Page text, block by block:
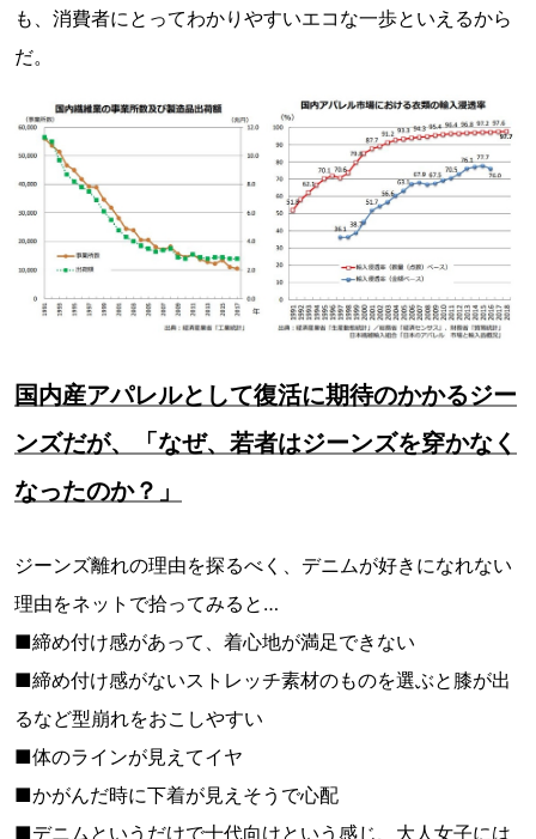
も、消費者にとってわかりやすいエコな一歩といえるから
だ。
国内産アパレルとして復活に期待のかかるジー
ンズだが、「なぜ、若者はジーンズを穿かなく
なったのか？」
ジーンズ離れの理由を探るべく、デニムが好きになれない
理由をネットで拾ってみると…
■締め付け感があって、着心地が満足できない
■締め付け感がないストレッチ素材のものを選ぶと膝が出
るなど型崩れをおこしやすい
■体のラインが見えてイヤ
■かがんだ時に下着が見えそうで心配
■デニムというだけで十代向けという感じ、大人女子には